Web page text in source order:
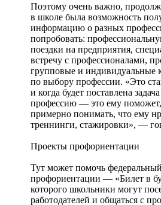
Поэтому очень важно,
в школе была возможность
информацию о разных
попробовать:
поездки на предприятия,
встречу с профессионалами,
групповые и индивидуальные
по выбору профессии. «Это
и когда будет поставлена
профессию — это ему поможет,
примерно понимать, что ему
треннинги, стажировки», —
Проекты профориентации
Тут может помочь
профориентации — «Билет в
которого школьники могут
работодателей и общаться с